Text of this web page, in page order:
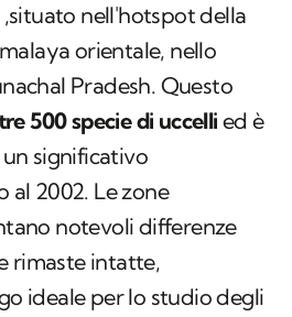
nell'hotspot della
orientale, nello
Pradesh. Questo
500 specie di uccelli ed è
significativo
al 2002. Le zone
notevoli differenze
rimaste intatte,
ideale per lo studio degli